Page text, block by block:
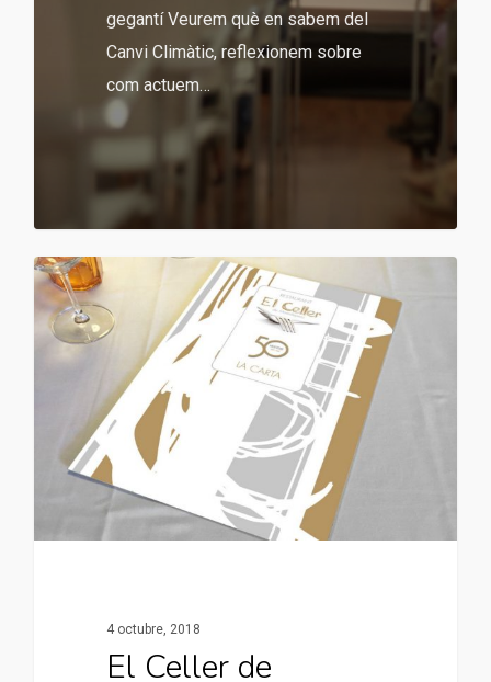
gegantí Veurem què en sabem del
Canvi Climàtic, reflexionem sobre
com actuem…
4 octubre, 2018
El Celler de